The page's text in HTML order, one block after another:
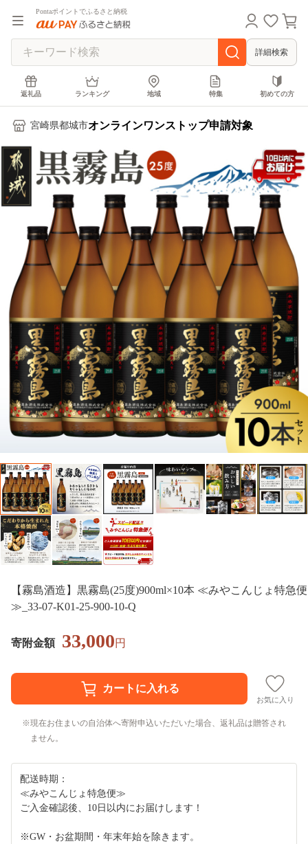
Pontaポイントでふるさと納税
詳細検索
返礼品 ランキング 地域 特集 初めての方
宮崎県都城市オンラインワンストップ申請対象
【霧島酒造】黒霧島(25度)900ml×10本 ≪みやこんじょ特急便
≫_33-07-K01-25-900-10-Q
寄附金額 33,000円
お気に入り
現在お住まいの自治体へ寄附申込いただいた場合、返礼品は贈答され
ません。
配送時期：
≪みやこんじょ特急便≫
ご入金確認後、10日以内にお届けします！
※GW・お盆期間・年末年始を除きます。